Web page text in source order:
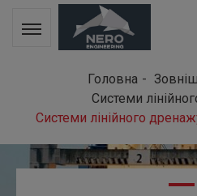
Головна
Системи
Системи лінійного